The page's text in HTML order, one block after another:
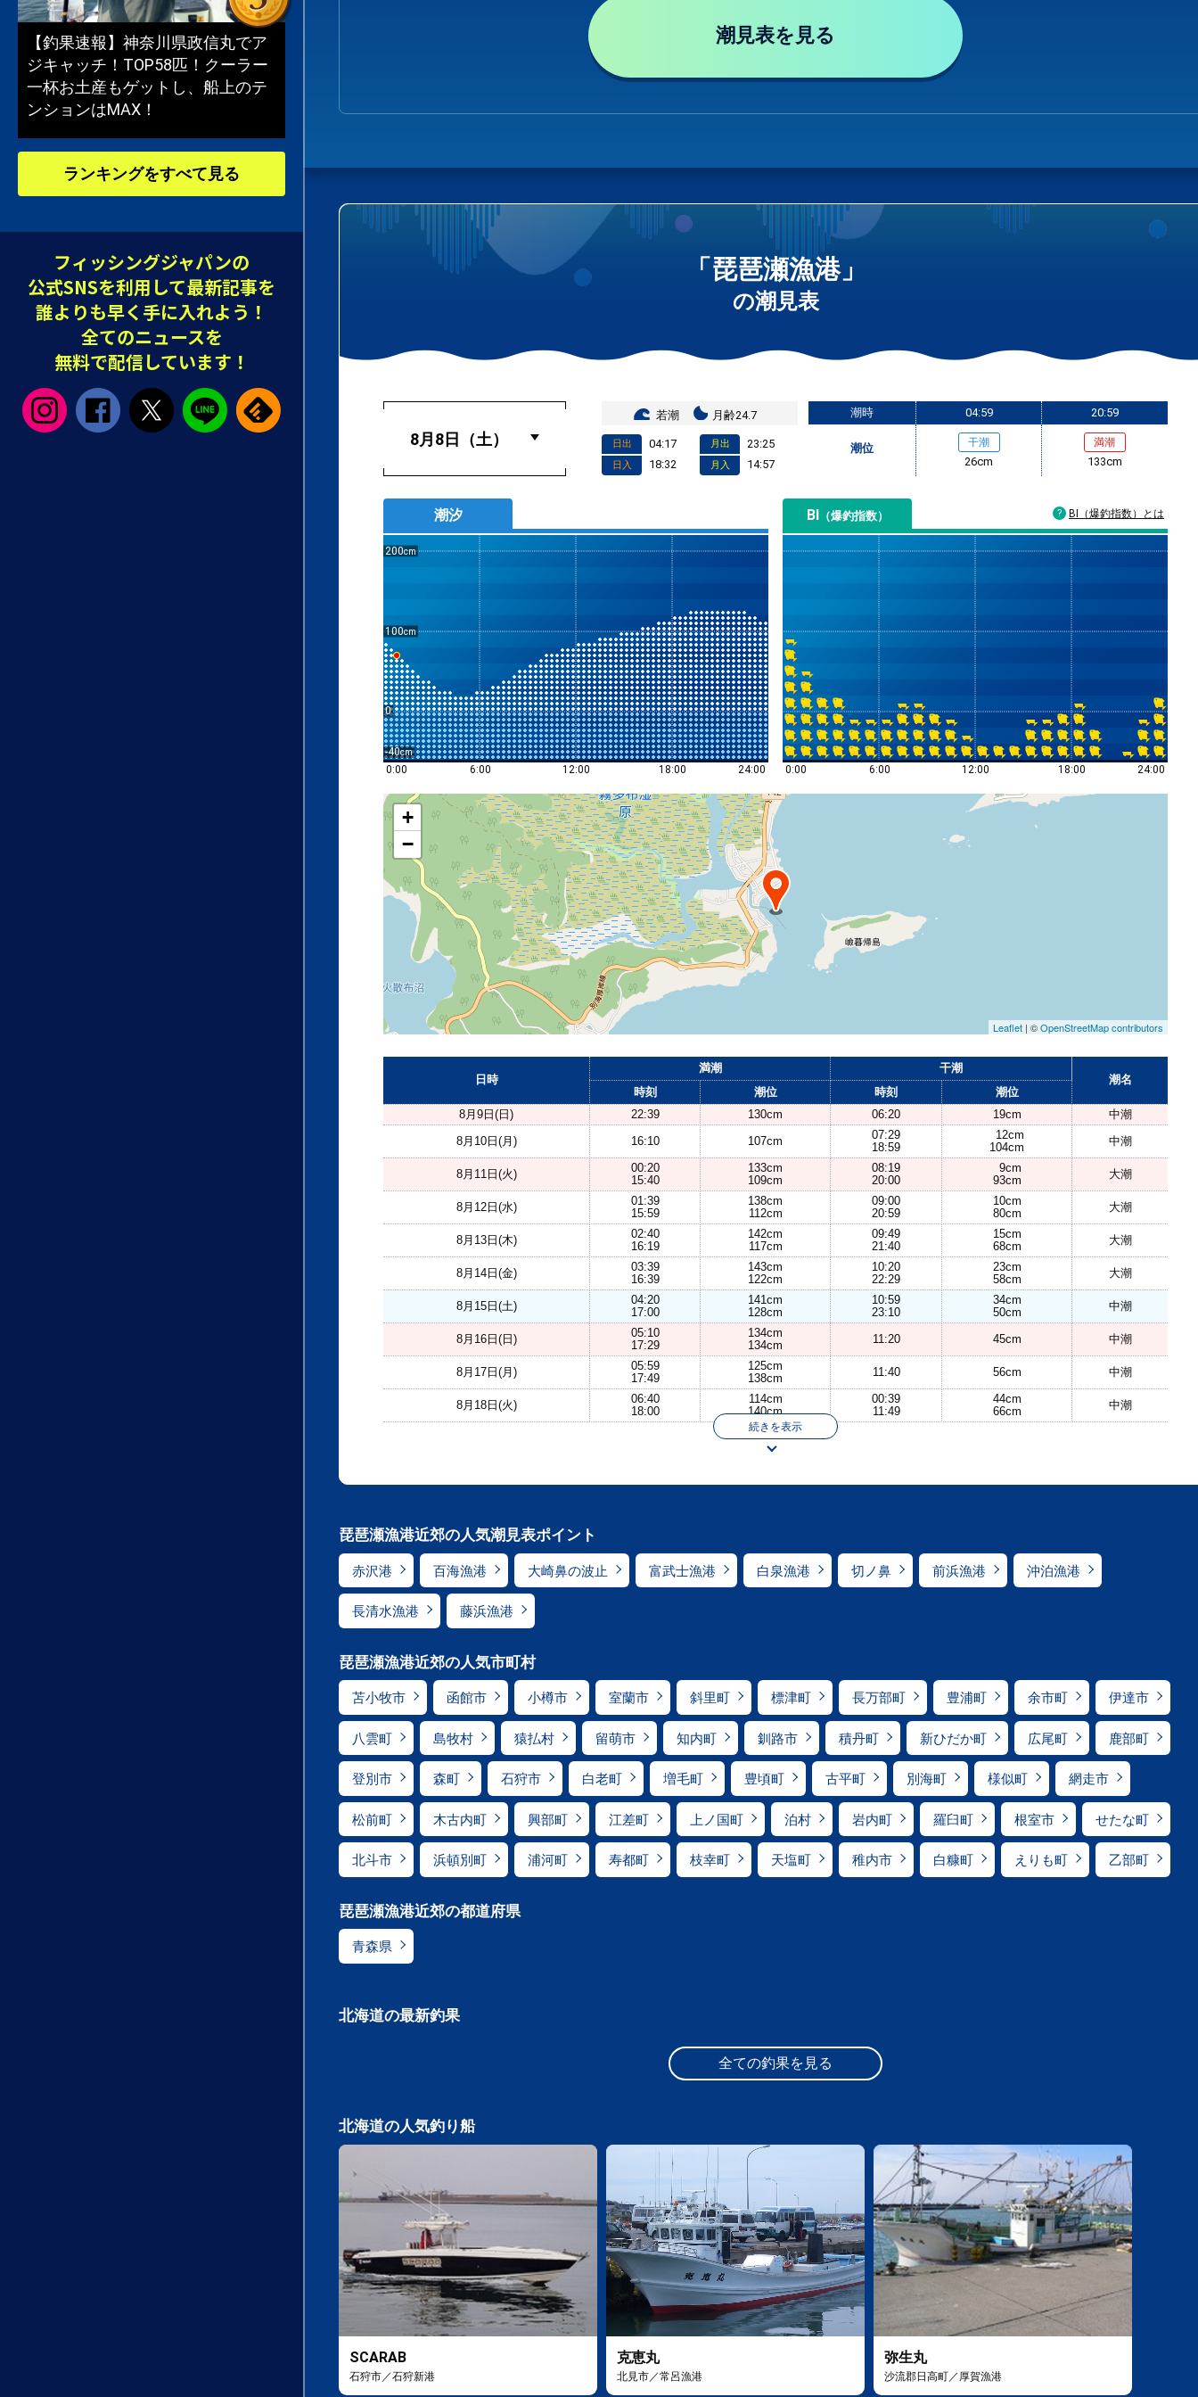
潮見表を見る
「琵琶瀬漁港」
の潮見表
若潮 月齢24.7
日出 04:17
日入 18:32
月出 23:25
月入 14:57
潮時
潮位
04:59
干潮
26cm
20:59
満潮
133cm
潮汐
200
100
0
-40
0:00
6:00 12:00 18:00 24:00
BI （爆釣指数）
0:00 6:00 12:00 18:00 24:00
BI（爆釣指数）とは
+
−
Leaflet | ©OpenStreetMap contributors
日時
満潮
干潮
潮名
時刻
潮位 時刻
潮位
8月9日(日)
22:39 130cm 06:20 19cm
中潮
8月10日(月)
16:10 107cm
07:29
18:59
12cm
104cm
中潮
8月11日(火)
00:20
15:40
133cm
109cm
08:19
20:00
9cm
93cm
大潮
8月12日(水)
01:39
15:59
138cm
112cm
09:00
20:59
10cm
80cm
大潮
8月13日(木)
02:40
16:19
142cm
117cm
09:49
21:40
15cm
68cm
大潮
8月14日(金)
03:39
16:39
143cm
122cm
10:20
22:29
23cm
58cm
大潮
8月15日(土)
04:20
17:00
141cm
128cm
10:59
23:10
34cm
50cm
中潮
8月16日(日)
05:10
17:29
134cm
134cm
11:20 45cm 中潮
8月17日(月)
05:59
17:49
125cm
138cm
11:40 56cm 中潮
8月18日(火)
06:40
18:00
114cm
140cm
00:39
11:49
44cm
66cm
中潮
続きを表示
琵琶瀬漁港近郊の人気潮見表ポイント
赤沢港 百海漁港 大崎鼻の波止 富武士漁港 白泉漁港 切ノ鼻 前浜漁港 沖泊漁港
長清水漁港 藤浜漁港
琵琶瀬漁港近郊の人気市町村
苫小牧市 函館市 小樽市 室蘭市 斜里町 標津町 長万部町 豊浦町 余市町 伊達市
八雲町 島牧村 猿払村 留萌市 知内町 釧路市 積丹町 新ひだか町 広尾町 鹿部町
登別市 森町 石狩市 白老町 増毛町 豊頃町 古平町 別海町 様似町 網走市
松前町 木古内町 興部町 江差町 上ノ国町 泊村 岩内町 羅臼町 根室市 せたな町
北斗市 浜頓別町 浦河町 寿都町 枝幸町 天塩町 稚内市 白糠町 えりも町 乙部町
琵琶瀬漁港近郊の都道府県
青森県
北海道の最新釣果
全ての釣果を見る
北海道の人気釣り船
SCARAB
石狩市／石狩新港
克恵丸
北見市／常呂漁港
弥生丸
沙流郡日高町／厚賀漁港
【釣果速報】神奈川県政信丸でア
ジキャッチ！TOP58匹！クーラー
一杯お土産もゲットし、船上のテ
ンションはMAX！
ランキングをすべて見る
フィッシングジャパンの
公式SNSを利用して最新記事を
誰よりも早く手に入れよう！
全てのニュースを
無料で配信しています！